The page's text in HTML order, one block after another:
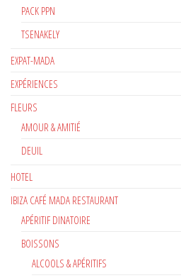
PACK PPN
TSENAKELY
EXPAT-MADA
EXPÉRIENCES
FLEURS
AMOUR & AMITIÉ
DEUIL
HOTEL
IBIZA CAFÉ MADA RESTAURANT
APÉRITIF DINATOIRE
BOISSONS
ALCOOLS & APÉRITIFS